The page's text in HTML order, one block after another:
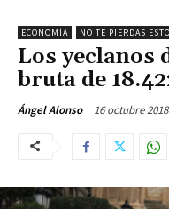
ECONOMÍA NO TE PIERDAS ESTO
Los yeclanos
bruta de
Ángel Alonso 16 octubre 2018